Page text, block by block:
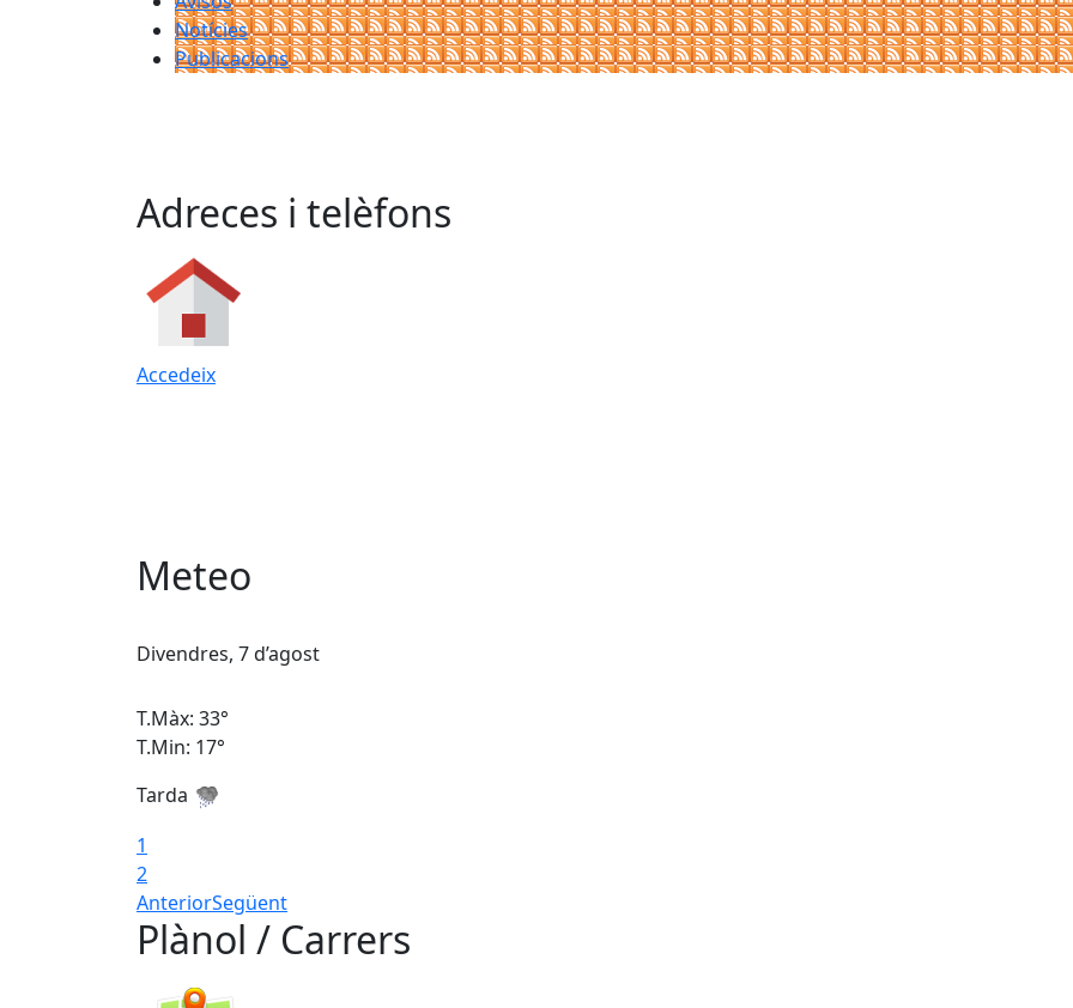
Notícies
Publicacions
Adreces i telèfons
Accedeix
Meteo
Divendres, 7 d’agost
T.Màx: 33°
T.Min: 17°
Tarda
1
2
AnteriorSegüent
Plànol / Carrers